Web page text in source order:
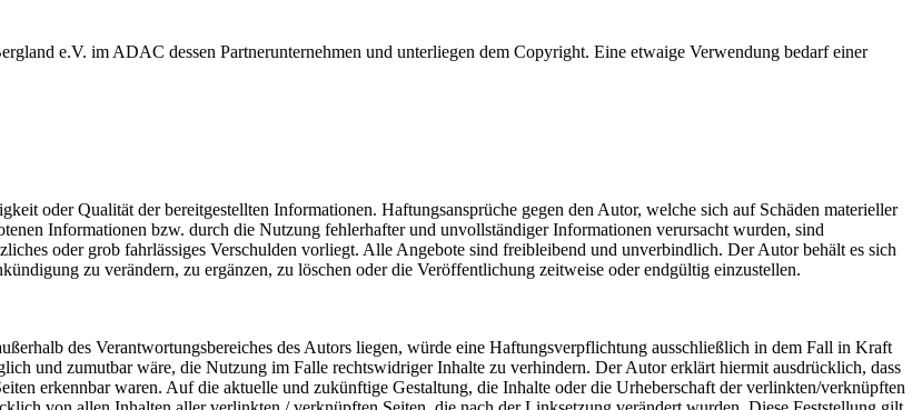
e.V. im ADAC dessen Partnerunternehmen und unterliegen dem Copyright. Eine etwaige Verwendung bedarf einer
oder Qualität der bereitgestellten Informationen. Haftungsansprüche gegen den Autor, welche sich auf Schäden materieller
Informationen bzw. durch die Nutzung fehlerhafter und unvollständiger Informationen verursacht wurden, sind
oder grob fahrlässiges Verschulden vorliegt. Alle Angebote sind freibleibend und unverbindlich. Der Autor behält es sich
zu verändern, zu ergänzen, zu löschen oder die Veröffentlichung zeitweise oder endgültig einzustellen.
des Verantwortungsbereiches des Autors liegen, würde eine Haftungsverpflichtung ausschließlich in dem Fall in Kraft
und zumutbar wäre, die Nutzung im Falle rechtswidriger Inhalte zu verhindern. Der Autor erklärt hiermit ausdrücklich, dass
erkennbar waren. Auf die aktuelle und zukünftige Gestaltung, die Inhalte oder die Urheberschaft der verlinkten/verknüpften